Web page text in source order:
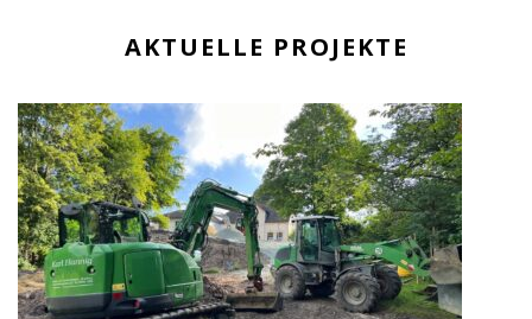
AKTUELLE PROJEKTE